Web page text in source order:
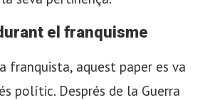
el franquisme
franquista, aquest paper es va
polític. Després de la Guerra